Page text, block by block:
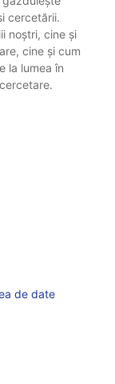
cercetării.
noștri, cine și
cine și cum
la lumea în
de date